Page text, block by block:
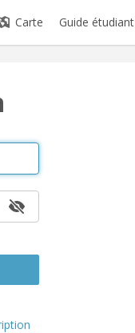
Carte Guide étudiant